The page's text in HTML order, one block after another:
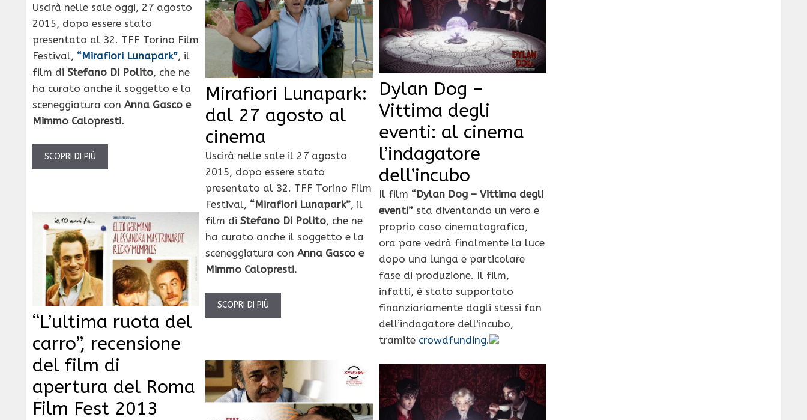
Uscirà nelle sale oggi, 27 agosto
2015, dopo essere stato
presentato al 32. TFF Torino Film
Festival, “Mirafiori Lunapark”, il
film di Stefano Di Polito, che ne
ha curato anche il soggetto e la
sceneggiatura con Anna Gasco e
Mimmo Calopresti.
SCOPRI DI PIÙ
Mirafiori Lunapark:
dal 27 agosto al
cinema
Uscirà nelle sale il 27 agosto
2015, dopo essere stato
presentato al 32. TFF Torino Film
Festival, “Mirafiori Lunapark”, il
film diStefano Di Polito, che ne
ha curato anche il soggetto e la
sceneggiatura conAnna Gasco e
Mimmo Calopresti.
SCOPRI DI PIÙ
Dylan Dog –
Vittima degli
eventi: al cinema
l’indagatore
dell’incubo
Il film “Dylan Dog – Vittima degli
eventi”sta diventando un vero e
proprio caso cinematografico,
ora pare vedrà finalmente la luce
dopo una lunga e particolare
fase di produzione. Il film,
infatti, è stato supportato
finanziariamente dagli stessi fan
dell’indagatore dell’incubo,
tramite crowdfunding.
“L’ultima ruota del
carro”, recensione
del film di
apertura del Roma
Film Fest 2013